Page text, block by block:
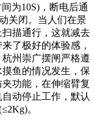
为10S)，断电后通
关闭。当人们在景
描通行，这就减去
了极好的体验感，
州崇广摆闸严格遵
鱼的情况发生，保
功能，在伸缩臂复
动停止工作，默认
。